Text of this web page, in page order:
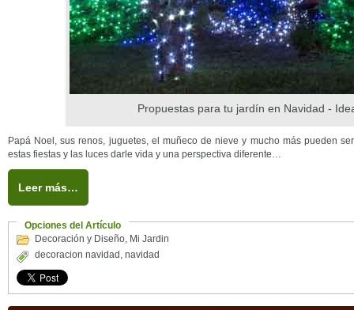
Propuestas para tu jardín en Navidad -
Papá Noel, sus renos, juguetes, el muñeco de nieve y mucho más pueden
estas fiestas y las luces darle vida y una perspectiva diferente…
Leer más…
Opciones del Artículo
Decoración y Diseño Mi Jardin
decoracion navidad navidad